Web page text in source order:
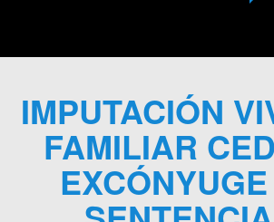
IMPUTACIÓN
FAMILIAR